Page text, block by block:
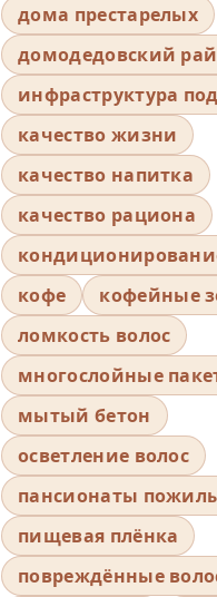
дома престарелых
домодедовский
инфраструктура
качество жизни
качество напитка
качество рациона
кофе
кофейные
ломкость волос
многослойные
мытый бетон
осветление волос
пансионаты
пищевая плёнка
повреждённые